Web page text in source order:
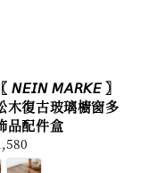
𝘕𝘌𝘐𝘕 𝘔𝘈𝘙𝘒𝘌 〗
木復古玻璃櫥窗多
品配件盒